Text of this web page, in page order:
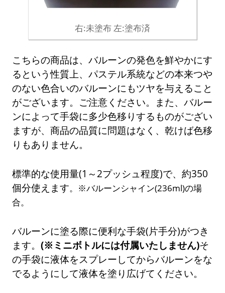
右:未塗布 左:塗布済
こちらの商品は、バルーンの発色を鮮やかにす
るという性質上、パステル系統などの本来つや
のない色合いのバルーンにもツヤを与えること
がございます。ご注意ください。また、バルー
ンによって手袋に多少色移りするものがござい
ますが、商品の品質に問題はなく、乾けば色移
りもありません。
標準的な使用量(1～2プッシュ程度)で、約350
個分使えます。※バルーンシャイン(236ml)の場
合。
バルーンに塗る際に便利な手袋(片手分)がつき
ます。(※ミニボトルには付属いたしません)そ
の手袋に液体をスプレーしてからバルーンをな
でるようにして液体を塗り広げてください。